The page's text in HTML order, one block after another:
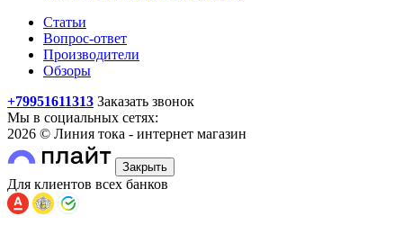
Статьи
Вопрос-ответ
Производители
Обзоры
+79951611313 Заказать звонок
Мы в социальных сетях:
2026 © Линия тока - интернет магазин
Закрыть
Для клиентов всех банков